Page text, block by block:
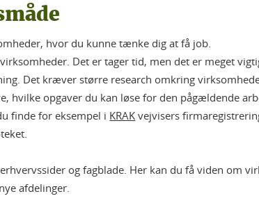
hvor du kunne tænke dig at få job.
Det er tager tid, men det er meget
Det kræver større research omkring
hvilke opgaver du kan løse for den pågældende
finde for eksempel i KRAK vejvisers
og fagblade. Her kan du få viden om
afdelinger.